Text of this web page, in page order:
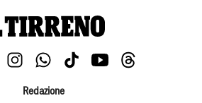
Redazione